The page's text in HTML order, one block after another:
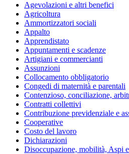
Agevolazioni e altri benefici
Agricoltura
Ammortizzatori sociali
Appalto
Apprendistato
Appuntamenti e scadenze
Artigiani e commercianti
Assunzioni
Collocamento obbligatorio
Congedi di maternità e parentali
Contenzioso, conciliazione,
Contratti collettivi
Contribuzione previdenziale e
Cooperative
Costo del lavoro
Dichiarazioni
Disoccupazione, mobilità, Aspi